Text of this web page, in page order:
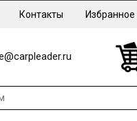
Контакты Избранное